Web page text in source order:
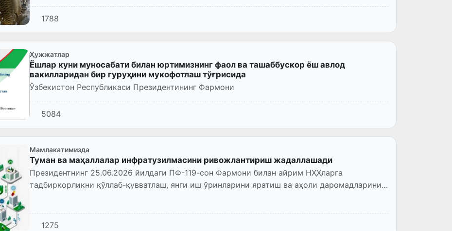
1788
Ҳужжатлар
Ёшлар куни муносабати билан юртимизнинг фаол ва ташаббускор ёш авлод
вакилларидан бир гуруҳини мукофотлаш тўғрисида
Ўзбекистон Республикаси Президентининг Фармони
5084
Мамлакатимизда
Туман ва маҳаллалар инфратузилмасини ривожлантириш жадаллашади
Президентнинг 25.06.2026 йилдаги ПФ-119-сон Фармони билан айрим НҲҲларга
тадбиркорликни қўллаб-қувватлаш, янги иш ўринларини яратиш ва аҳоли даромадларини
1275